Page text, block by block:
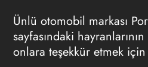
Ünlü otomobil markası
sayfasındaki
onlara teşekkür etmek